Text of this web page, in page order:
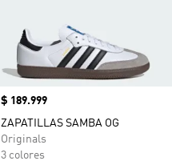
Precio
$ 189.999
ZAPATILLAS SAMBA OG
Originals
3 colores